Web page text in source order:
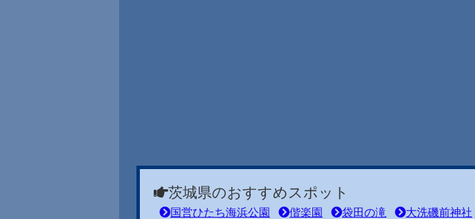
茨城県のおすすめスポット
国営ひたち海浜公園 偕楽園 袋田の滝 大洗磯前神社